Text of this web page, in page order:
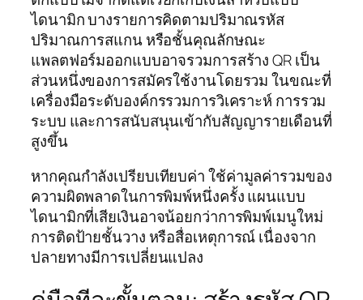
ไดนามิก บางรายการคิดตามปริมาณรหัส
ปริมาณการสแกน หรือชั้นคุณลักษณะ
แพลตฟอร์มออกแบบอาจรวมการสร้าง QR เป็น
ส่วนหนึ่งของการสมัครใช้งานโดยรวม ในขณะที่
เครื่องมือระดับองค์กรรวมการวิเคราะห์ การรวม
ระบบ และการสนับสนุนเข้ากับสัญญารายเดือนที่
สูงขึ้น
หากคุณกำลังเปรียบเทียบค่า ใช้ค่ามูลค่ารวมของ
ความผิดพลาดในการพิมพ์หนึ่งครั้ง แผนแบบ
ไดนามิกที่เสียเงินอาจน้อยกว่าการพิมพ์เมนูใหม่
การติดป้ายชั้นวาง หรือสื่อเหตุการณ์ เนื่องจาก
ปลายทางมีการเปลี่ยนแปลง